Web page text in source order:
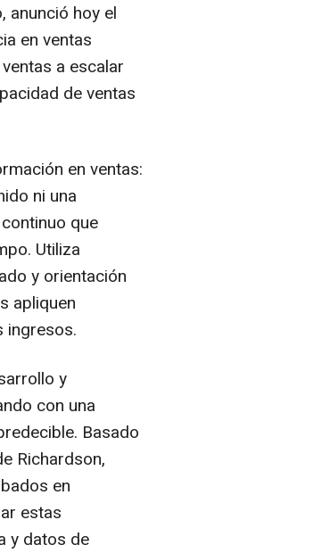
anunció hoy el
en ventas
a escalar
de ventas
en ventas:
ni una
que
Utiliza
y orientación
apliquen
ingresos.
y
con una
Basado
Richardson,
en
estas
y datos de